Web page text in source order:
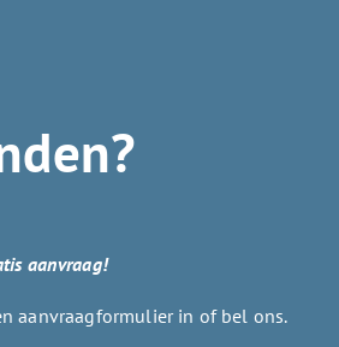
aanvraag!
aanvraagformulier in of bel ons.